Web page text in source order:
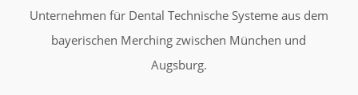
Unternehmen für Dental Technische Systeme aus dem
bayerischen Merching zwischen München und
Augsburg.